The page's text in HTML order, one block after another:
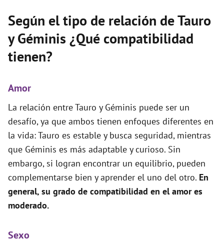
Según el tipo de relación de Tauro
y Géminis ¿Qué compatibilidad
tienen?
Amor
La relación entre Tauro y Géminis puede ser un
desafío, ya que ambos tienen enfoques diferentes en
la vida: Tauro es estable y busca seguridad, mientras
que Géminis es más adaptable y curioso. Sin
embargo, si logran encontrar un equilibrio, pueden
complementarse bien y aprender el uno del otro. En
general, su grado de compatibilidad en el amor es
moderado.
Sexo